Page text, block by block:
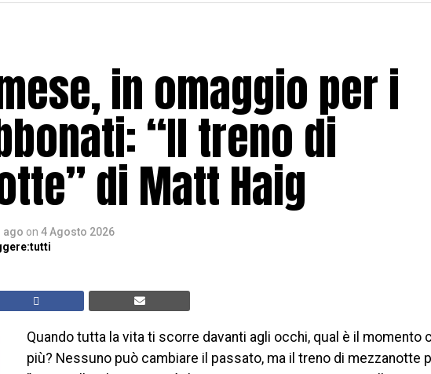
in omaggio per i
“Il treno di
di Matt Haig
ago on 4 Agosto 2026
Quando tutta la vita ti scorre davanti agli occhi, qual è il momento
più? Nessuno può cambiare il passato, ma il treno di mezzanotte